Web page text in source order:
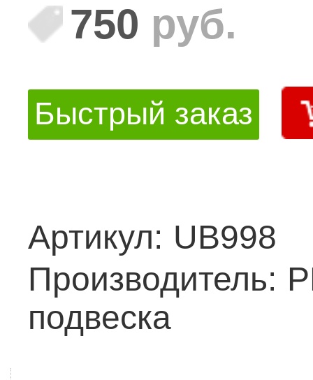
750 руб.
Быстрый заказ
Артикул: UB998
Производитель:
подвеска